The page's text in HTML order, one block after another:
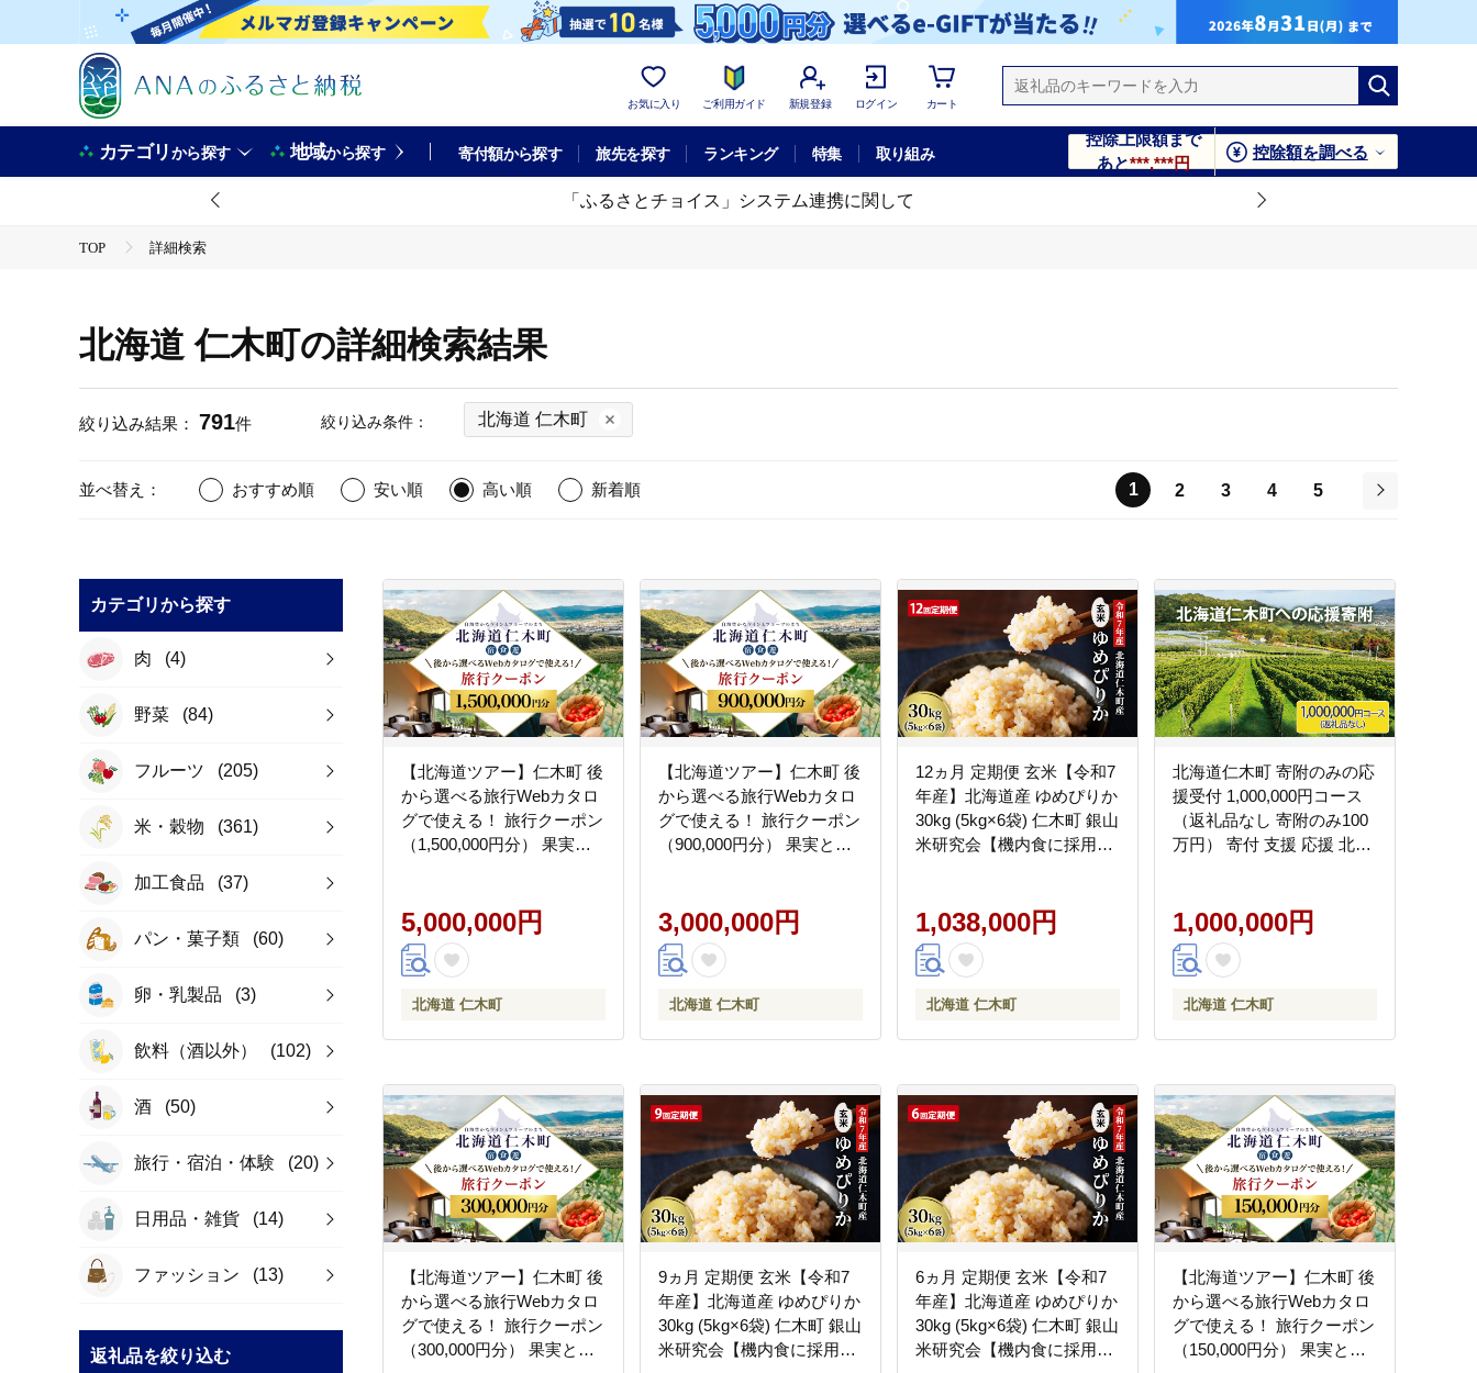
お気に入り ご利用ガイド 新規登録 ログイン カート
カテゴリから探す 地域から探す 寄付額から探す 旅先を探す ランキング 特集 取り組み
控除上限額まで
あと***,***円
控除額を調べる
「ふるさとチョイス」システム連携に関して
TOP 詳細検索
北海道 仁木町の詳細検索結果
絞り込み結果： 791件 絞り込み条件： 北海道 仁木町
並べ替え： おすすめ順 安い順 高い順 新着順 1 2 3 4
5
カテゴリから探す
肉 (4)
野菜 (84)
フルーツ (205)
米・穀物 (361)
加工食品 (37)
パン・菓子類 (60)
卵・乳製品 (3)
飲料（酒以外） (102)
酒 (50)
旅行・宿泊・体験 (20)
日用品・雑貨 (14)
ファッション (13)
返礼品を絞り込む
【北海道ツアー】仁木町 後
から選べる旅行Webカタロ
グで使える！ 旅行クーポン
（1,500,000円分） 果実と
食券 体験サービス券 パッ
ケージ旅行 [Japan Tourism
Association]
5,000,000円
北海道 仁木町
【北海道ツアー】仁木町 後
から選べる旅行Webカタロ
グで使える！ 旅行クーポン
（900,000円分） 果実とや
券 体験サービス券 パッケ
ージ旅行 [Japan Tourism
Association]
3,000,000円
北海道 仁木町
12ヵ月 定期便 玄米【令和7
年産】北海道産 ゆめぴりか
30kg (5kg×6袋) 仁木町 銀山
米研究会【機内食に採用】
飯 朝ごはん 夜ごはん 昼ご
はん[株式会社 松原米穀]
1,038,000円
北海道 仁木町
北海道仁木町 寄附のみの応
援受付 1,000,000円コース
（返礼品なし 寄附のみ100
万円） 寄付 支援 応援 北海
1,000,000円
北海道 仁木町
【北海道ツアー】仁木町 後
から選べる旅行Webカタロ
グで使える！ 旅行クーポン
（300,000円分） 果実とや
9ヵ月 定期便 玄米【令和7
年産】北海道産 ゆめぴりか
30kg (5kg×6袋) 仁木町 銀山
米研究会【機内食に採用】
6ヵ月 定期便 玄米【令和7
年産】北海道産 ゆめぴりか
30kg (5kg×6袋) 仁木町 銀山
米研究会【機内食に採用】
【北海道ツアー】仁木町 後
から選べる旅行Webカタロ
グで使える！ 旅行クーポン
（150,000円分） 果実とや